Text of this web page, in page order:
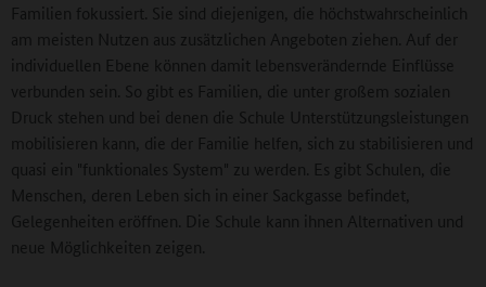
Familien fokussiert. Sie sind diejenigen, die höchstwahrscheinlich
am meisten Nutzen aus zusätzlichen Angeboten ziehen. Auf der
individuellen Ebene können damit lebensverändernde Einflüsse
verbunden sein. So gibt es Familien, die unter großem sozialen
Druck stehen und bei denen die Schule Unterstützungsleistungen
mobilisieren kann, die der Familie helfen, sich zu stabilisieren und
quasi ein "funktionales System" zu werden. Es gibt Schulen, die
Menschen, deren Leben sich in einer Sackgasse befindet,
Gelegenheiten eröffnen. Die Schule kann ihnen Alternativen und
neue Möglichkeiten zeigen.